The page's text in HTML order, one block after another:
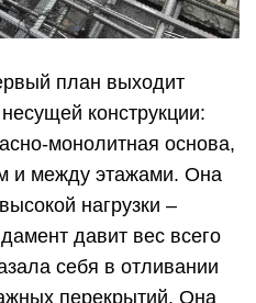
план выходит
конструкции:
монолитная основа,
и между этажами. Она
нагрузки –
давит вес всего
себя в отливании
перекрытий. Она